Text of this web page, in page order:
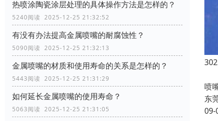
热喷涂陶瓷涂层处理的具体操作方法是怎样的？
5240阅读 2025-12-25 21:32:52
有没有办法提高金属喷嘴的耐腐蚀性？
5090阅读 2025-12-25 21:32:13
金属喷嘴的材质和使用寿命的关系是怎样的？
5443阅读 2025-12-25 21:31:29
如何延长金属喷嘴的使用寿命？
5063阅读 2025-12-25 21:31:05
喷
东
09-